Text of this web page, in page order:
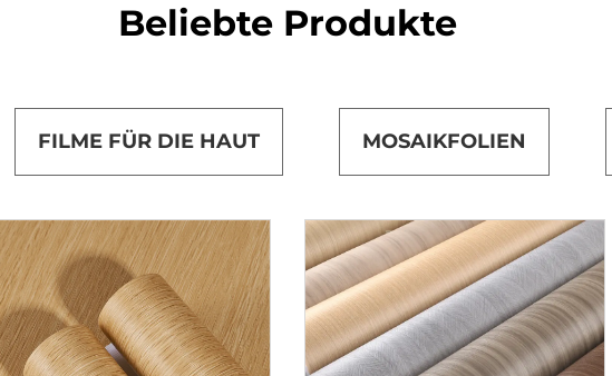
Beliebte Produkte
FILME FÜR DIE HAUT MOSAIKFOLIEN